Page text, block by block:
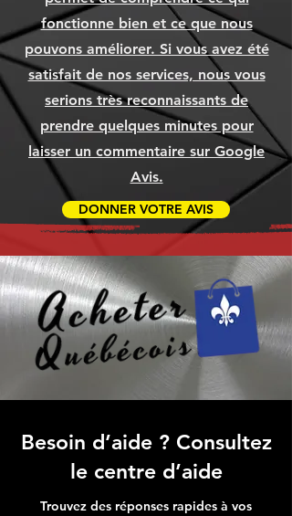
Ajouter au panier
Ajouter au panier
Ajouter au panier
Ajouter au panier
Ajouter au panier
Prix
79,99 $
Ajouter au panier
Prix
79,99 $
Ajouter au panier
Ajouter au panier
Ajouter au panier
Prix
1 049,99 $
Ajouter au panier
Ajouter au panier
Ajouter au panier
fonctionne bien et ce que nous
pouvons améliorer. Si vous avez été
satisfait de nos services, nous vous
serions très reconnaissants de
prendre quelques minutes pour
laisser un commentaire sur Google
Avis.
DONNER VOTRE AVIS
Besoin d’aide ? Consultez
le centre d’aide
Trouvez des réponses rapides à vos